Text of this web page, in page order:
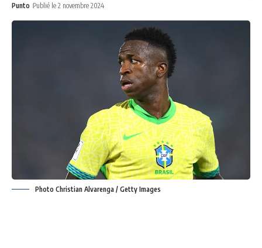
Punto Publié le 2 novembre 2024
Photo Christian Alvarenga / Getty Images